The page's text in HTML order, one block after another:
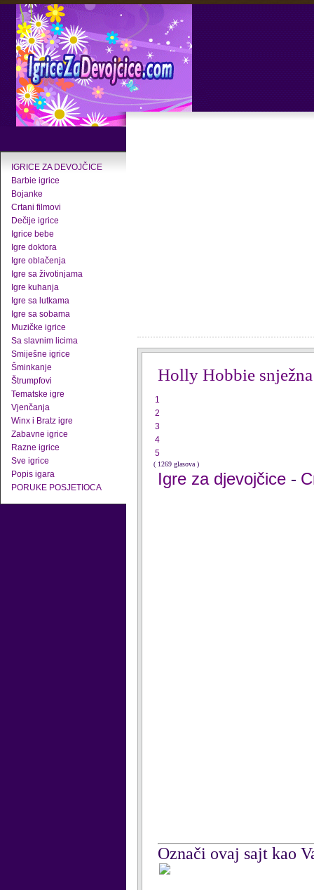
IGRICE ZA DEVOJČICE
Barbie igrice
Bojanke
Crtani filmovi
Dečije igrice
Igrice bebe
Igre doktora
Igre oblačenja
Igre sa životinjama
Igre kuhanja
Igre sa lutkama
Igre sa sobama
Muzičke igrice
Sa slavnim licima
Smiješne igrice
Šminkanje
Štrumpfovi
Tematske igre
Vjenčanja
Winx i Bratz igre
Zabavne igrice
Razne igrice
Sve igrice
Popis igara
PORUKE POSJETIOCA
Holly Hobbie
1
2
3
4
5
( 1269 glasova )
Igre za djevojčice -
Označi ovaj sajt kao